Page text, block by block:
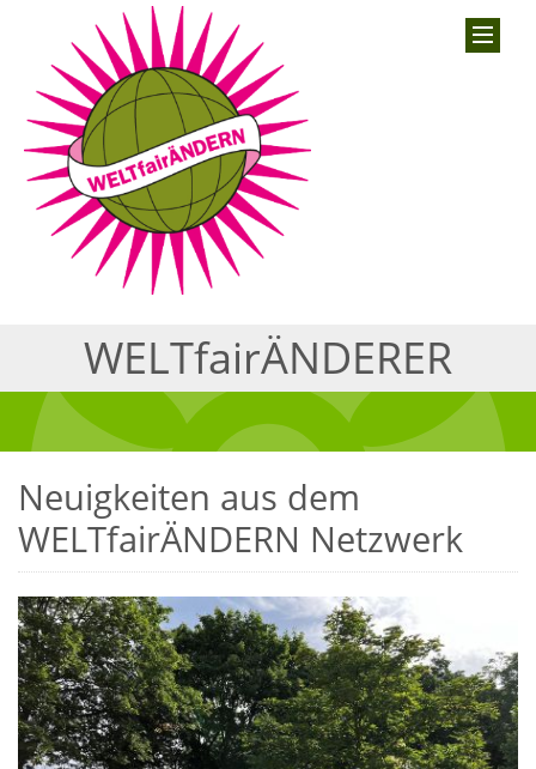
WELTfairÄNDERER
Neuigkeiten aus dem
WELTfairÄNDERN Netzwerk